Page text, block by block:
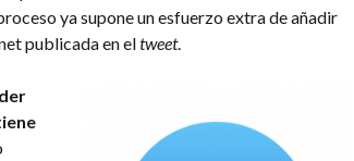
ya supone un esfuerzo extra de añadir
publicada en eltweet.